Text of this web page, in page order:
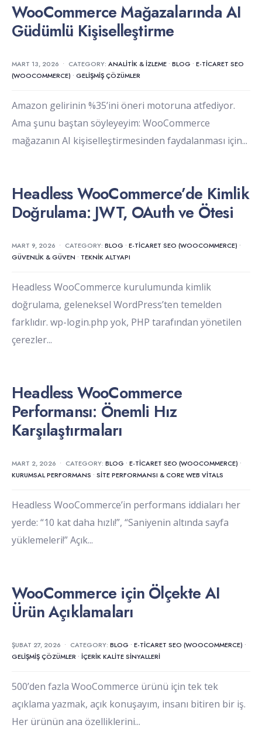
WooCommerce Mağazalarında AI
Güdümlü Kişiselleştirme
MART 13, 2026 • CATEGORY: ANALITIK & İZLEME • BLOG • E-TICARET SEO
(WOOCOMMERCE) • GELIŞMIŞ ÇÖZÜMLER
Amazon gelirinin %35’ini öneri motoruna atfediyor.
Ama şunu baştan söyleyeyim: WooCommerce
mağazanın AI kişiselleştirmesinden faydalanması için...
Headless WooCommerce’de Kimlik
Doğrulama: JWT, OAuth ve Ötesi
MART 9, 2026 • CATEGORY: BLOG • E-TICARET SEO (WOOCOMMERCE) •
GÜVENLIK & GÜVEN • TEKNIK ALTYAPI
Headless WooCommerce kurulumunda kimlik
doğrulama, geleneksel WordPress’ten temelden
farklıdır. wp-login.php yok, PHP tarafından yönetilen
çerezler...
Headless WooCommerce
Performansı: Önemli Hız
Karşılaştırmaları
MART 2, 2026 • CATEGORY: BLOG • E-TICARET SEO (WOOCOMMERCE) •
KURUMSAL PERFORMANS • SITE PERFORMANSI & CORE WEB VITALS
Headless WooCommerce’in performans iddiaları her
yerde: “10 kat daha hızlı!”, “Saniyenin altında sayfa
yüklemeleri!” Açık...
WooCommerce için Ölçekte AI
Ürün Açıklamaları
ŞUBAT 27, 2026 • CATEGORY: BLOG • E-TICARET SEO (WOOCOMMERCE) •
GELIŞMIŞ ÇÖZÜMLER • İÇERIK KALITE SINYALLERI
500’den fazla WooCommerce ürünü için tek tek
açıklama yazmak, açık konuşayım, insanı bitiren bir iş.
Her ürünün ana özelliklerini...